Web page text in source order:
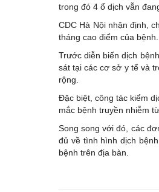
trong đó 4 ổ dịch vẫn
CDC Hà Nội nhận định,
tháng cao điểm của bệnh.
Trước diễn biến dịch
sát tại các cơ sở y tế và
rộng.
Đặc biệt, công tác kiểm
mắc bệnh truyền nhiễm
Song song với đó, các
đủ về tình hình dịch
bệnh trên địa bàn.